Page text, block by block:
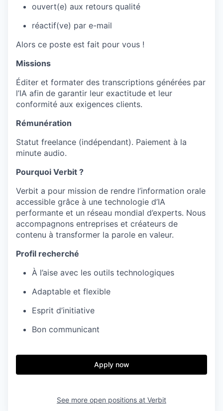
our portfolio
our approach
our team
ouvert(e) aux retours qualité
réactif(ve) par e-mail
Alors ce poste est fait pour vous !
Missions
Éditer et formater des transcriptions générées par
l’IA afin de garantir leur exactitude et leur
conformité aux exigences clients.
Rémunération
Statut freelance (indépendant). Paiement à la
minute audio.
Pourquoi Verbit ?
Verbit a pour mission de rendre l’information orale
accessible grâce à une technologie d’IA
performante et un réseau mondial d’experts. Nous
accompagnons entreprises et créateurs de
contenu à transformer la parole en valeur.
Profil recherché
À l’aise avec les outils technologiques
Adaptable et flexible
Esprit d’initiative
Bon communicant
Apply now
See more open positions at Verbit